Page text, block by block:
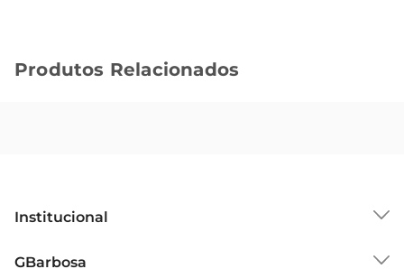
inigualável
e o frescor, resultando em um produto que se
Versatilidade para diferentes ocasiões
Produtos Relacionados
Institucional
GBarbosa